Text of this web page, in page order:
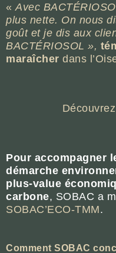
« Avec
plus nette. On nous
goût et je dis aux
BACTÉRIOSOL »,
maraîcher dans
Pour accompagner
démarche
plus-value
carbone, SOBAC a
SOBAC’ECO-TMM.
Comment SOBAC